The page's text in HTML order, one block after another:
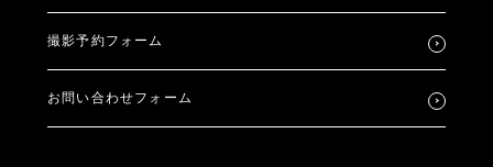
撮影予約フォーム
お問い合わせフォーム